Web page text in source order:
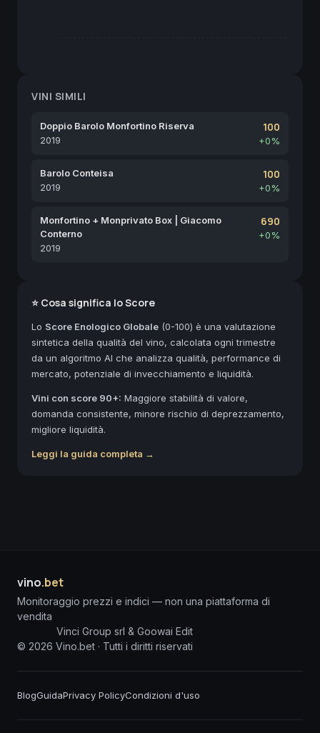
VINI SIMILI
Doppio Barolo Monfortino Riserva
2019
100
+0%
Barolo Conteisa
2019
100
+0%
Monfortino + Monprivato Box | Giacomo
Conterno
2019
690
+0%
⭐ Cosa significa lo Score
Lo Score Enologico Globale (0-100) è una valutazione
sintetica della qualità del vino, calcolata ogni trimestre
da un algoritmo AI che analizza qualità, performance di
mercato, potenziale di invecchiamento e liquidità.
Vini con score 90+: Maggiore stabilità di valore,
domanda consistente, minore rischio di deprezzamento,
migliore liquidità.
Leggi la guida completa →
vino.bet
Monitoraggio prezzi e indici — non una piattaforma di
vendita
Vinci Group srl & Goowai Edit
© 2026 Vino.bet · Tutti i diritti riservati
BlogGuidaPrivacy PolicyCondizioni d'uso